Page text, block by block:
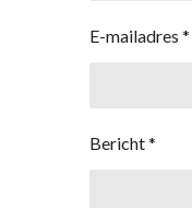
E-mailadres *
Bericht *